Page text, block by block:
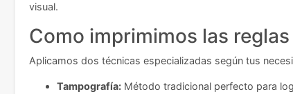
visual.
Como imprimimos las reglas
Aplicamos dos técnicas especializadas según tus
Tampografía: Método tradicional perfecto para